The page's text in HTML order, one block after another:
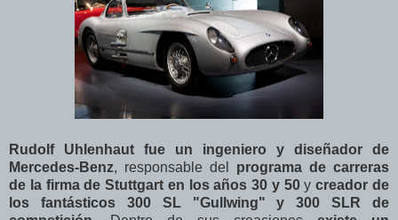
Rudolf Uhlenhaut fue un ingeniero y diseñador de
Mercedes-Benz, responsable del programa de carreras
de la firma de Stuttgart en los años 30 y 50y creador de
los fantásticos 300 SL "Gullwing" y 300 SLR de